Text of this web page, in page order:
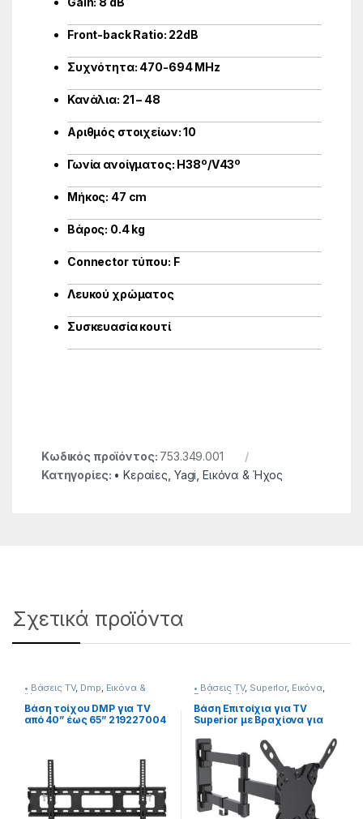
Front-back Ratio: 22dB
Συχνότητα: 470-694 MHz
Κανάλια: 21 – 48
Αριθμός στοιχείων: 10
Γωνία ανοίγματος: H38º/V43º
Μήκος: 47 cm
Βάρος: 0.4 kg
Connector τύπου: F
Λευκού χρώματος
Συσκευασία κουτί
Κωδικός προϊόντος: 753.349.001
Κατηγορίες: • Κεραίες, Yagi, Εικόνα & Ήχος
Σχετικά προϊόντα
• Βάσεις TV, Dmp, Εικόνα &
Ήχος
Βάση τοίχου DMP για TV
από 40” έως 65” 219227004
• Βάσεις TV, SuperIor, Εικόνα,
Εικόνα & Ήχος
Βάση Επιτοίχια για TV
Superior με Βραχίονα για
270221015